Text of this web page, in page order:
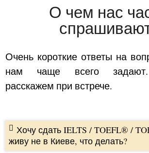
О чем нас
Очень короткие ответы на
нам чаще всего
расскажем при встрече.
Хочу сдать IELTS / TOEFL® /
живу не в Киеве, что делать?